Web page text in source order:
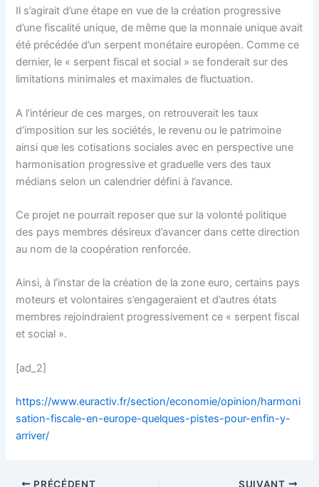
Il s’agirait d’une étape en vue de la création progressive
d’une fiscalité unique, de même que la monnaie unique avait
été précédée d’un serpent monétaire européen. Comme ce
dernier, le « serpent fiscal et social » se fonderait sur des
limitations minimales et maximales de fluctuation.
A l’intérieur de ces marges, on retrouverait les taux
d’imposition sur les sociétés, le revenu ou le patrimoine
ainsi que les cotisations sociales avec en perspective une
harmonisation progressive et graduelle vers des taux
médians selon un calendrier défini à l’avance.
Ce projet ne pourrait reposer que sur la volonté politique
des pays membres désireux d’avancer dans cette direction
au nom de la coopération renforcée.
Ainsi, à l’instar de la création de la zone euro, certains pays
moteurs et volontaires s’engageraient et d’autres états
membres rejoindraient progressivement ce « serpent fiscal
et social ».
[ad_2]
https://www.euractiv.fr/section/economie/opinion/harmoni
sation-fiscale-en-europe-quelques-pistes-pour-enfin-y-
arriver/
PRÉCÉDENT SUIVANT